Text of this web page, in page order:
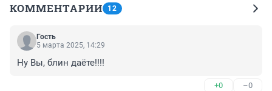
КОММЕНТАРИИ 12
Гость
5 марта 2025, 14:29
Ну Вы, блин даёте!!!!
+0 –0